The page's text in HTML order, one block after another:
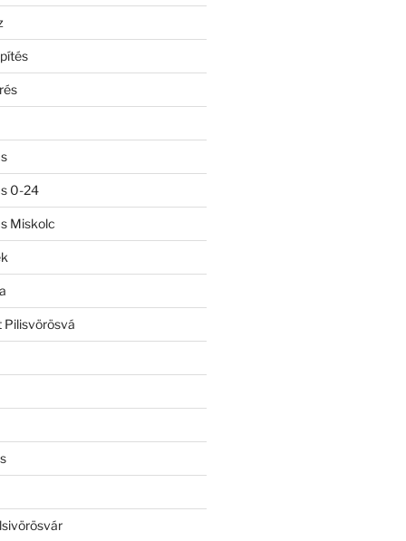
0-24
Miskolc
Pilisvörösvá